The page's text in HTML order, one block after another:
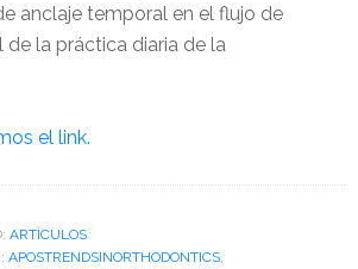
anclaje temporal en el flujo de
la práctica diaria de la
el link.
ARTÌCULOS
APOSTRENDSINORTHODONTICS,